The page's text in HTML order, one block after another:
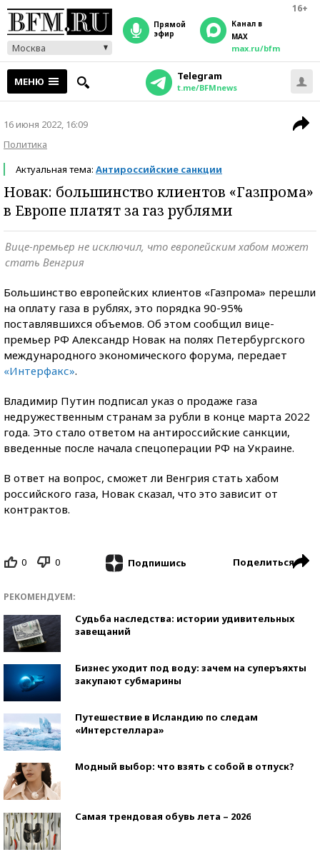
16+
Москва
прямой
эфир
Канал в
MAX
max.ru/bfm
МЕНЮ Telegram
t.me/BFMnews
16 июня 2022, 16:09
Политика
Актуальная тема: Антироссийские санкции
Новак: большинство клиентов «Газпрома»
в Европе платят за газ рублями
Вице-премьер не исключил, что европейским хабом может
стать Венгрия
Большинство европейских клиентов «Газпрома» перешли
на оплату газа в рублях, это порядка 90-95%
поставлявшихся объемов. Об этом сообщил вице-
премьер РФ Александр Новак на полях Петербургского
международного экономического форума, передает
«Интерфакс».
Владимир Путин подписал указ о продаже газа
недружественным странам за рубли в конце марта 2022
года. Это стало ответом на антироссийские санкции,
введенные после начала спецоперации РФ на Украине.
В ответ на вопрос, сможет ли Венгрия стать хабом
российского газа, Новак сказал, что это зависит от
контрактов.
0 0 Подпишись Поделиться
РЕКОМЕНДУЕМ:
Судьба наследства: истории удивительных
завещаний
Бизнес уходит под воду: зачем на суперъяхты
закупают субмарины
Путешествие в Исландию по следам
«Интерстеллара»
Модный выбор: что взять с собой в отпуск?
Самая трендовая обувь лета – 2026